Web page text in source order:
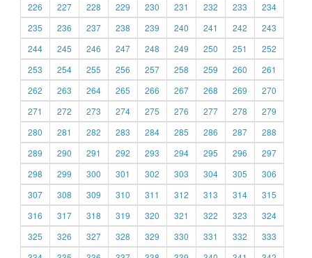
226
227 228 229 230 231 232 233
234
235
236 237 238 239 240 241 242
243
244
245 246 247 248 249 250 251
252
253
254 255 256 257 258 259 260
261
262
263 264 265 266 267 268 269
270
271
272 273 274 275 276 277 278
279
280
281 282 283 284 285 286 287
288
289
290 291 292 293 294 295 296
297
298
299 300 301 302 303 304 305
306
307
308 309 310 311 312 313 314
315
316
317 318 319 320 321 322 323
324
325
326 327 328 329 330 331 332
333